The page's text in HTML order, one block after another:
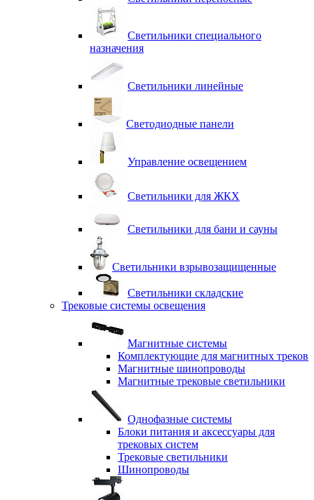
Светильники специального
назначения
Светильники линейные
Светодиодные панели
Управление освещением
Светильники для ЖКХ
Светильники для бани и сауны
Светильники взрывозащищенные
Светильники складские
Трековые системы освещения
Магнитные системы
Комплектующие для магнитных треков
Магнитные шинопроводы
Магнитные трековые светильники
Однофазные системы
Блоки питания и аксессуары для
трековых систем
Трековые светильники
Шинопроводы